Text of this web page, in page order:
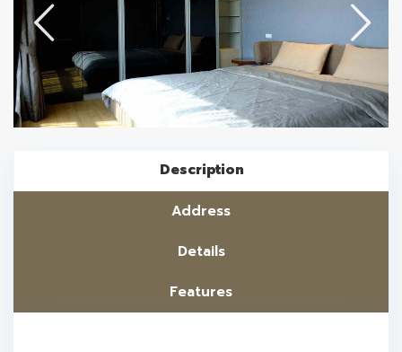
Description
Address
Details
Features